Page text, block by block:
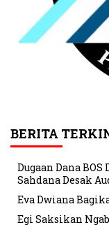
BERITA
Dugaan Dana
Sahdana Desak
Eva Dwiana
Egi Saksikan